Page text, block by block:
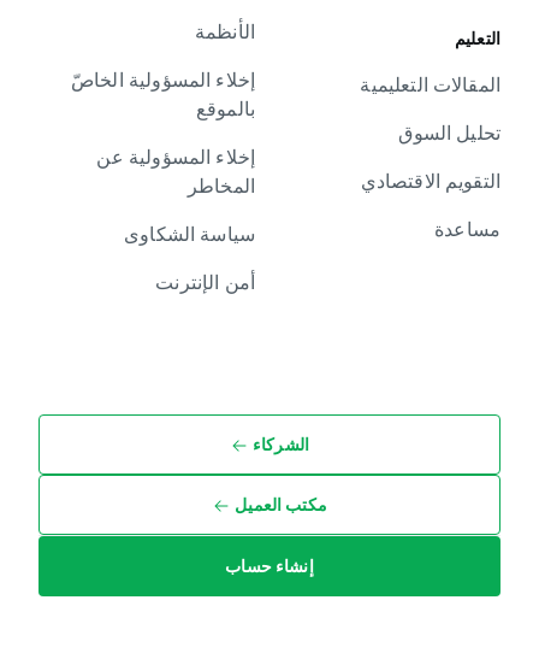
التعليم
المقالات التعليمية
تحليل السوق
التقويم الاقتصادي
مساعدة
الأنظمة
إخلاء المسؤولية الخاصّ
بالموقع
إخلاء المسؤولية عن
المخاطر
سياسة الشكاوى
أمن الإنترنت
الشركاء
مكتب العميل
إنشاء حساب